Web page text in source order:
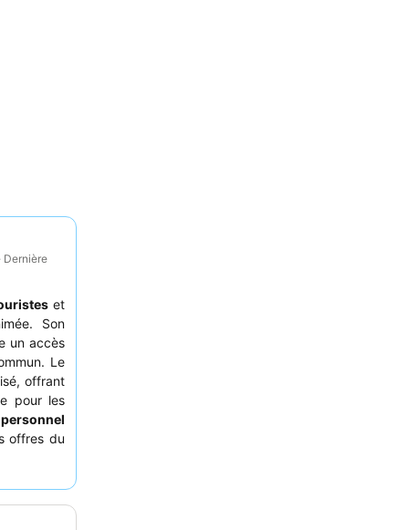
Dernière
et
Son
un accès
Le
offrant
pour les
personnel
offres du
de